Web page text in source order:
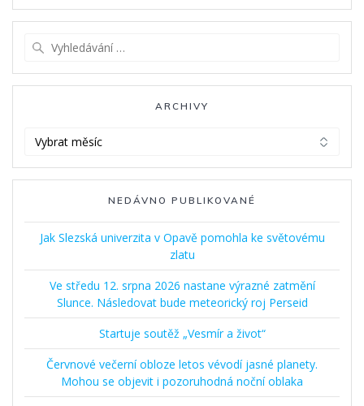
ARCHIVY
NEDÁVNO PUBLIKOVANÉ
Jak Slezská univerzita v Opavě pomohla ke světovému
zlatu
Ve středu 12. srpna 2026 nastane výrazné zatmění
Slunce. Následovat bude meteorický roj Perseid
Startuje soutěž „Vesmír a život“
Červnové večerní obloze letos vévodí jasné planety.
Mohou se objevit i pozoruhodná noční oblaka